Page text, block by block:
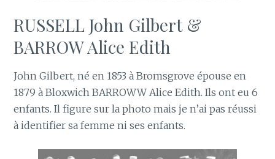
RUSSELL John Gilbert &
BARROW Alice Edith
John Gilbert, né en 1853 à Bromsgrove épouse en
1879 à Bloxwich BARROWW Alice Edith. Ils ont eu 6
enfants. Il figure sur la photo mais je n’ai pas réussi
à identifier sa femme ni ses enfants.